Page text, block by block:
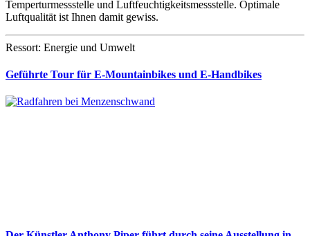
Temperturmessstelle und Luftfeuchtigkeitsmessstelle. Optimale
Luftqualität ist Ihnen damit gewiss.
Ressort: Energie und Umwelt
Geführte Tour für E-Mountainbikes und E-Handbikes